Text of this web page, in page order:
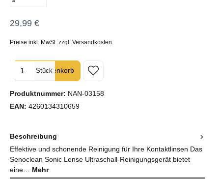
Regulärer Preis:
29,99 €
Preise inkl. MwSt. zzgl. Versandkosten
Produkt Anzahl: Gib den gewünschten Wert ein oder benutze die
Stück
In den Warenkorb
Produktnummer: NAN-03158
EAN: 4260134310659
Beschreibung
Effektive und schonende Reinigung für Ihre Kontaktlinsen Das
Senoclean Sonic Lense Ultraschall-Reinigungsgerät bietet
eine… Mehr